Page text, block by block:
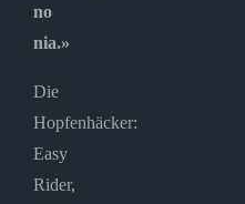
no
nia.»
Die
Hopfenhäcker:
Easy
Rider,